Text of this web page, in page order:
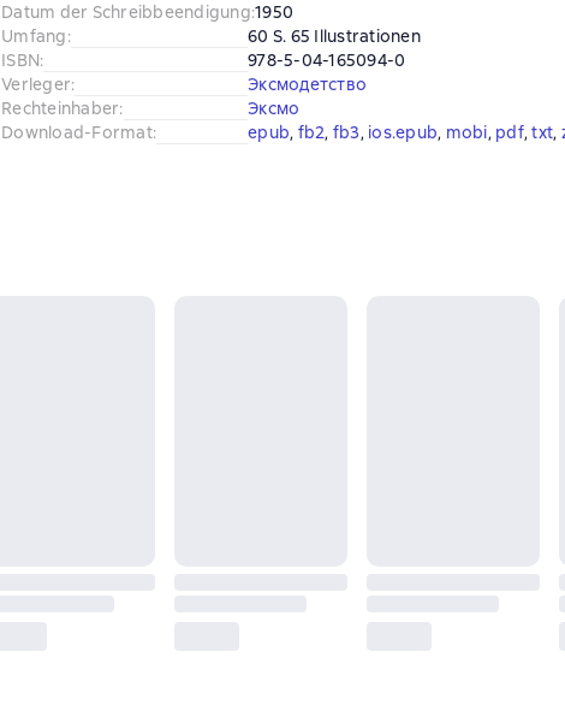
Datum der Schreibbeendigung:1950
Umfang:
60 S. 65 Illustrationen
ISBN:
978-5-04-165094-0
Verleger:
Эксмодетство
Rechteinhaber:
Эксмо
Download-Format: epub, fb2, fb3, ios.epub, mobi, pdf, txt,